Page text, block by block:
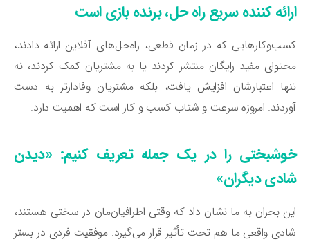
کننده سریع راه حل، برنده بازی است
که در زمان قطعی، راه‌حل‌های آفلاین ارائه دادند،
مفید رایگان منتشر کردند یا به مشتریان کمک کردند، نه
اعتبارشان افزایش یافت، بلکه مشتریان وفادارتر به دست
امروزه سرعت و شتاب کسب و کار است که اهمیت دارد.
را در یک جمله تعریف کنیم: «دیدن
دیگران»
بحران به ما نشان داد که وقتی اطرافیان‌مان در سختی هستند،
واقعی ما هم تحت تأثیر قرار می‌گیرد. موفقیت فردی در بستر